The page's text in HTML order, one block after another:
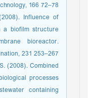
166 72–78.
Influence of
a biofilm structure
bioreactor.
231 253–267
(2008). Combined
processes
containing